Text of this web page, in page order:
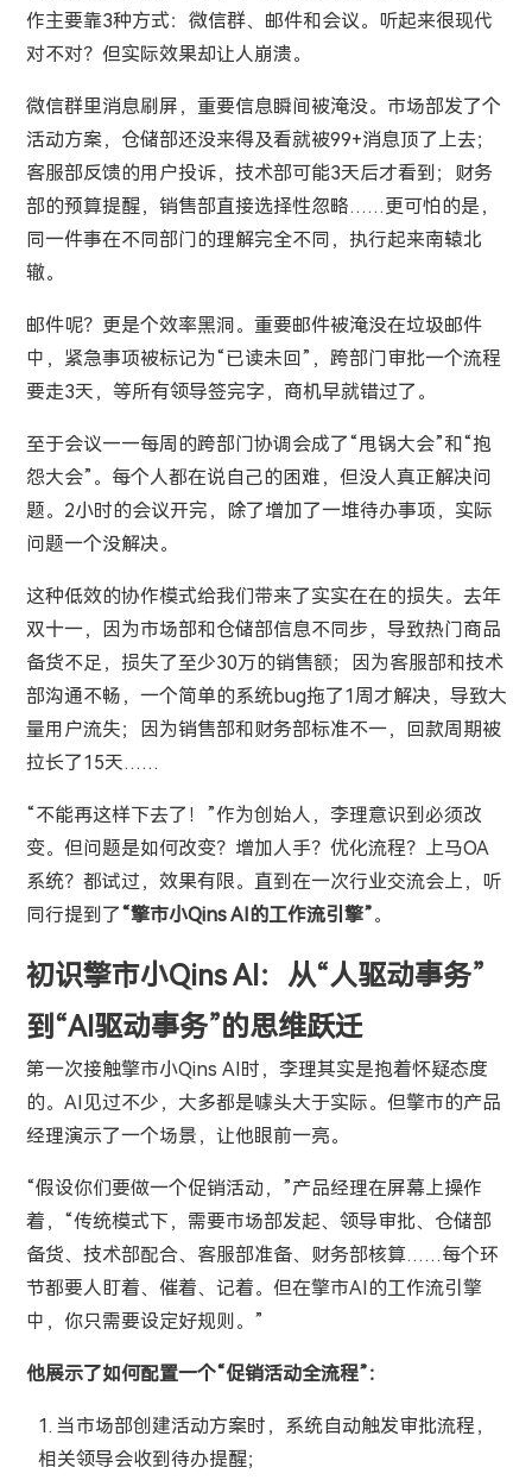
作主要靠3种方式：微信群、邮件和会议。听起来很现代
对不对？但实际效果却让人崩溃。
微信群里消息刷屏，重要信息瞬间被淹没。市场部发了个
活动方案，仓储部还没来得及看就被99+消息顶了上去；
客服部反馈的用户投诉，技术部可能3天后才看到；财务
部的预算提醒，销售部直接选择性忽略……更可怕的是，
同一件事在不同部门的理解完全不同，执行起来南辕北
辙。
邮件呢？更是个效率黑洞。重要邮件被淹没在垃圾邮件
中，紧急事项被标记为“已读未回”，跨部门审批一个流程
要走3天，等所有领导签完字，商机早就错过了。
至于会议——每周的跨部门协调会成了“甩锅大会”和“抱
怨大会”。每个人都在说自己的困难，但没人真正解决问
题。2小时的会议开完，除了增加了一堆待办事项，实际
问题一个没解决。
这种低效的协作模式给我们带来了实实在在的损失。去年
双十一，因为市场部和仓储部信息不同步，导致热门商品
备货不足，损失了至少30万的销售额；因为客服部和技术
部沟通不畅，一个简单的系统bug拖了1周才解决，导致大
量用户流失；因为销售部和财务部标准不一，回款周期被
拉长了15天……
“不能再这样下去了！”作为创始人，李理意识到必须改
变。但问题是如何改变？增加人手？优化流程？上马OA
系统？都试过，效果有限。直到在一次行业交流会上，听
同行提到了“擎市小Qins AI的工作流引擎”。
初识擎市小Qins AI：从“人驱动事务”
到“AI驱动事务”的思维跃迁
第一次接触擎市小Qins AI时，李理其实是抱着怀疑态度
的。AI见过不少，大多都是噱头大于实际。但擎市的产品
经理演示了一个场景，让他眼前一亮。
“假设你们要做一个促销活动，”产品经理在屏幕上操作
着，“传统模式下，需要市场部发起、领导审批、仓储部
备货、技术部配合、客服部准备、财务部核算……每个环
节都要人盯着、催着、记着。但在擎市AI的工作流引擎
中，你只需要设定好规则。”
他展示了如何配置一个“促销活动全流程”：
1. 当市场部创建活动方案时，系统自动触发审批流程，
相关领导会收到待办提醒；